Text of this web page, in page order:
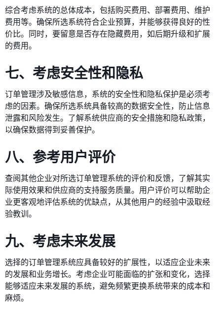
综合考虑系统的总体成本，包括购买费用、部署费用、维护
费用等。确保所选系统符合企业预算，并能够获得良好的性
价比。同时，要留意是否存在隐藏费用，如后期升级和扩展
的费用。
七、考虑安全性和隐私
订单管理涉及敏感信息，系统的安全性和隐私保护是必须考
虑的因素。确保所选系统具备较高的数据安全性，防止信息
泄露和风险发生。了解系统供应商的安全措施和隐私政策，
以确保数据得到妥善保护。
八、参考用户评价
查阅其他企业对所选订单管理系统的评价和反馈，了解其实
际使用效果和供应商的支持服务质量。用户评价可以帮助企
业更客观地评估系统的优缺点，从其他用户的经验中汲取经
验教训。
九、考虑未来发展
选择的订单管理系统应具备较好的扩展性，以适应企业未来
的发展和业务增长。考虑企业可能面临的扩张和变化，选择
能够适应未来发展的系统，避免频繁更换系统带来的成本和
麻烦。